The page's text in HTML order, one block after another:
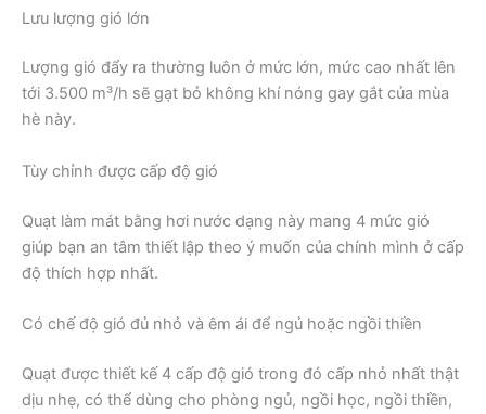
Lưu lượng gió lớn
Lượng gió đẩy ra thường luôn ở mức lớn, mức cao nhất lên
tới 3.500 m³/h sẽ gạt bỏ không khí nóng gay gắt của mùa
hè này.
Tùy chỉnh được cấp độ gió
Quạt làm mát bằng hơi nước dạng này mang 4 mức gió
giúp bạn an tâm thiết lập theo ý muốn của chính mình ở cấp
độ thích hợp nhất.
Có chế độ gió đủ nhỏ và êm ái để ngủ hoặc ngồi thiền
Quạt được thiết kế 4 cấp độ gió trong đó cấp nhỏ nhất thật
dịu nhẹ, có thể dùng cho phòng ngủ, ngồi học, ngồi thiền,